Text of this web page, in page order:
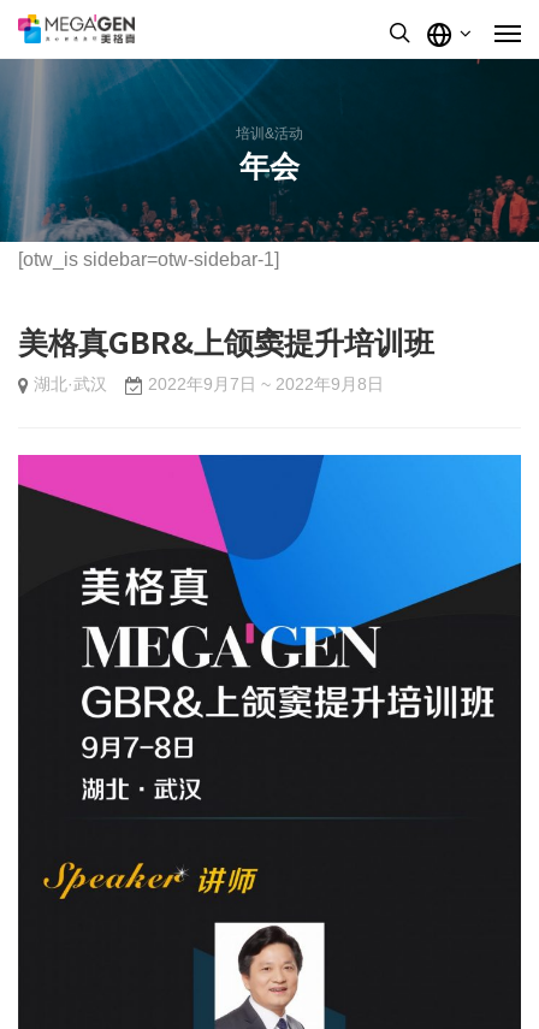
按Enter键进行搜索或按ESC键关闭
培训&活动
年会
[otw_is sidebar=otw-sidebar-1]
美格真GBR&上颌窦提升培训班
湖北·武汉 2022年9月7日 ~ 2022年9月8日